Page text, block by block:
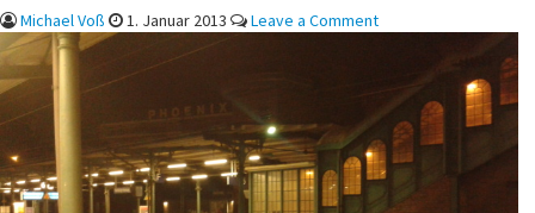
Michael Voß 1. Januar 2013 Leave a Commenton
Hamburg-
Harburg